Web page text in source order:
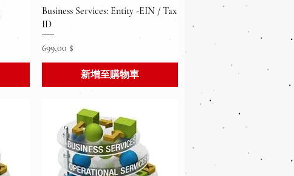
快速瀏覽
Business Services: Entity -EIN / Tax
ID
價格
699,00 $
新增至購物車